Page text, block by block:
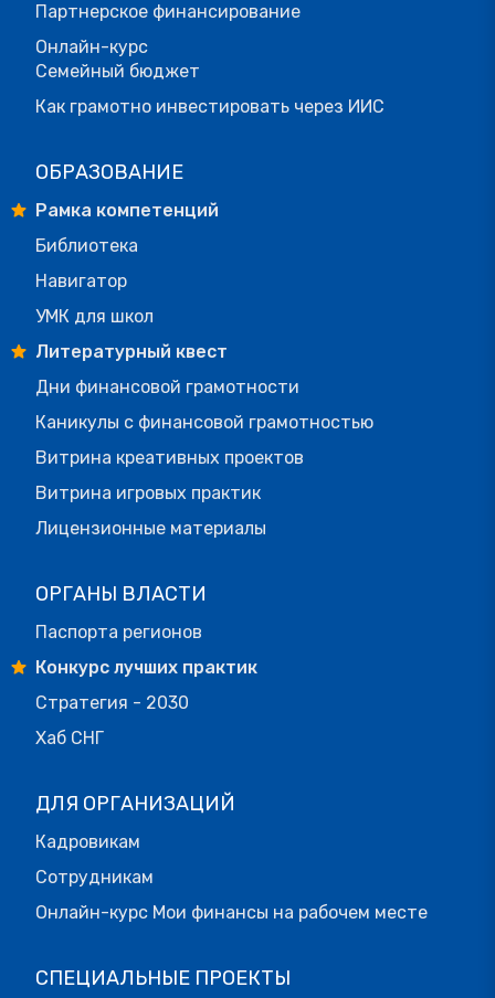
Партнерское финансирование
Онлайн-курс
Семейный бюджет
Как грамотно инвестировать через ИИС
ОБРАЗОВАНИЕ
Рамка компетенций
Библиотека
Навигатор
УМК для школ
Литературный квест
Дни финансовой грамотности
Каникулы с финансовой грамотностью
Витрина креативных проектов
Витрина игровых практик
Лицензионные материалы
ОРГАНЫ ВЛАСТИ
Паспорта регионов
Конкурс лучших практик
Стратегия - 2030
Хаб СНГ
ДЛЯ ОРГАНИЗАЦИЙ
Кадровикам
Сотрудникам
Онлайн-курс Мои финансы на рабочем месте
СПЕЦИАЛЬНЫЕ ПРОЕКТЫ